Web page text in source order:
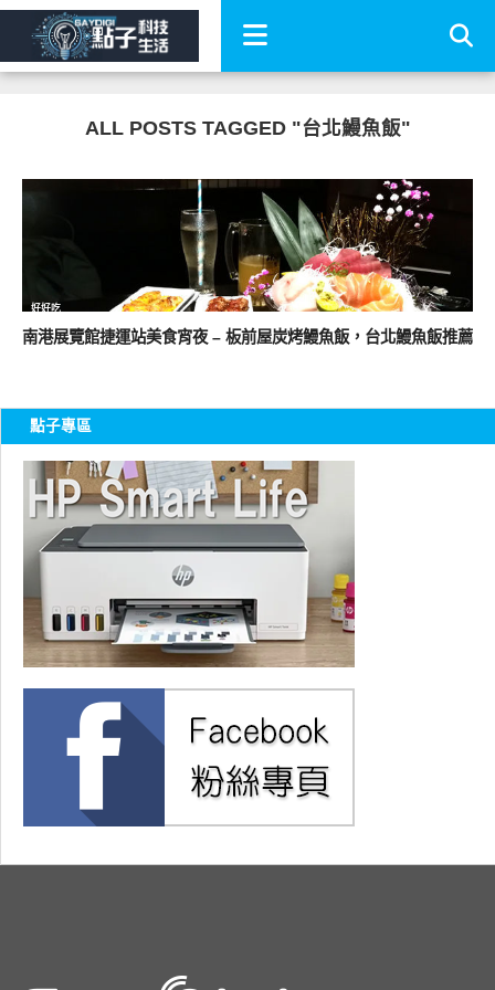
ALL POSTS TAGGED "台北鰻魚飯"
好好吃
南港展覽館捷運站美食宵夜 – 板前屋炭烤鰻魚飯，台北鰻魚飯推薦
點子專區